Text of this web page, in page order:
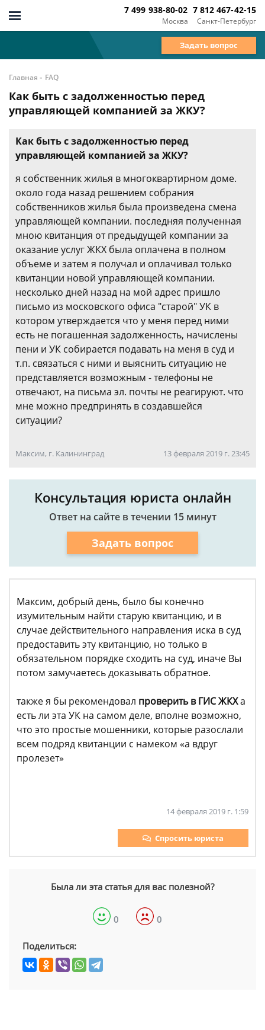
Москва
7 499 938-80-02
Санкт-Петербург
7 812 467-42-15
Задать вопрос
Главная - FAQ
Как быть с задолженностью перед
управляющей компанией за ЖКУ?
Как быть с задолженностью перед
управляющей компанией за ЖКУ?
я собственник жилья в многоквартирном доме.
около года назад решением собрания
собственников жилья была произведена смена
управляющей компании. последняя полученная
мною квитанция от предыдущей компании за
оказание услуг ЖКХ была оплачена в полном
объеме и затем я получал и оплачивал только
квитанции новой управляющей компании.
несколько дней назад на мой адрес пришло
письмо из московского офиса "старой" УК в
котором утверждается что у меня перед ними
есть не погашенная задолженность, начислены
пени и УК собирается подавать на меня в суд и
т.п. связаться с ними и выяснить ситуацию не
представляется возможным - телефоны не
отвечают, на письма эл. почты не реагируют. что
мне можно предпринять в создавшейся
ситуации?
Максим, г. Калининград 13 февраля 2019 г. 23:45
Консультация юриста онлайн
Ответ на сайте в течении 15 минут
Задать вопрос
Максим, добрый день, было бы конечно
изумительным найти старую квитанцию, и в
случае действительного направления иска в суд
предоставить эту квитанцию, но только в
обязательном порядке сходить на суд, иначе Вы
потом замучаетесь доказывать обратное.
также я бы рекомендовал проверить в ГИС ЖКХа
есть ли эта УК на самом деле, вполне возможно,
что это простые мошенники, которые разослали
всем подряд квитанции с намеком «а вдруг
пролезет»
14 февраля 2019 г. 1:59
Спросить юриста
Была ли эта статья для вас полезной?
0 0
Поделиться: